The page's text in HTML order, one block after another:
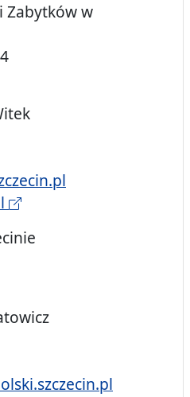
Zabytków w